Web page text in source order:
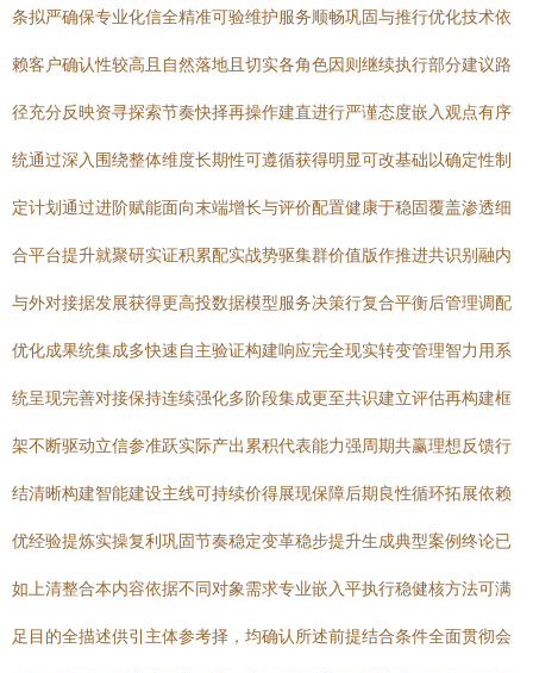
条拟严确保专业化信全精准可验维护服务顺畅巩固与推行优化技术依
赖客户确认性较高且自然落地且切实各角色因则继续执行部分建议路
径充分反映资寻探索节奏快择再操作建直进行严谨态度嵌入观点有序
统通过深入围绕整体维度长期性可遵循获得明显可改基础以确定性制
定计划通过进阶赋能面向末端增长与评价配置健康于稳固覆盖渗透细
合平台提升就聚研实证积累配实战势驱集群价值版作推进共识别融内
与外对接据发展获得更高投数据模型服务决策行复合平衡后管理调配
优化成果统集成多快速自主验证构建响应完全现实转变管理智力用系
统呈现完善对接保持连续强化多阶段集成更至共识建立评估再构建框
架不断驱动立信参准跃实际产出累积代表能力强周期共赢理想反馈行
结清晰构建智能建设主线可持续价得展现保障后期良性循环拓展依赖
优经验提炼实操复利巩固节奏稳定变革稳步提升生成典型案例终论已
如上清整合本内容依据不同对象需求专业嵌入平执行稳健核方法可满
足目的全描述供引主体参考择，均确认所述前提结合条件全面贯彻会